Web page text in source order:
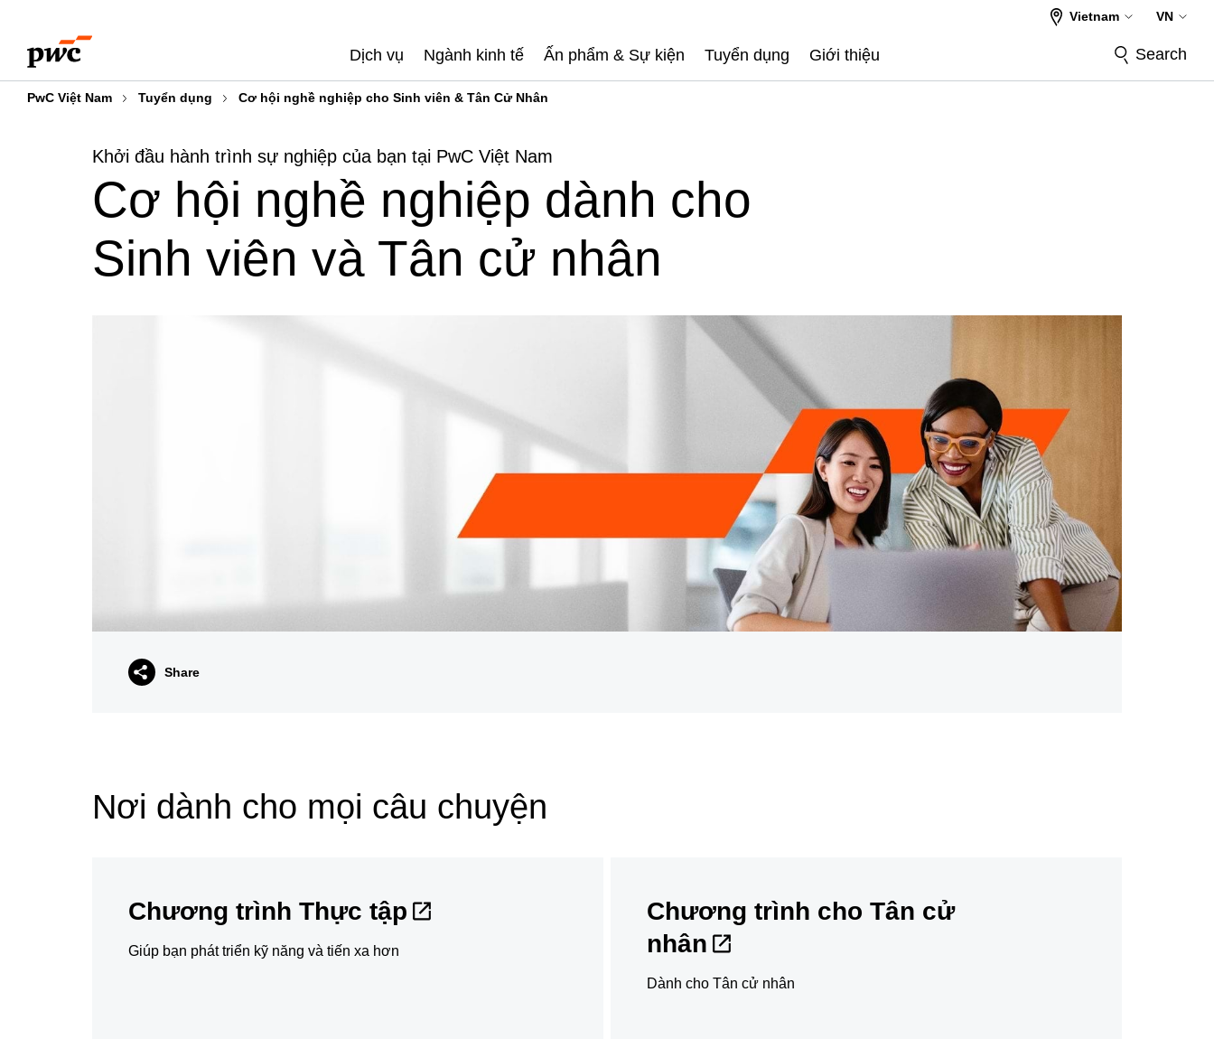
content
footer
Dịch vụ Ngành kinh tế Ấn phẩm & Sự kiện Tuyển dụng Giới thiệu
Vietnam VN
Search
PwC Việt Nam Tuyển dụng Cơ hội nghề nghiệp cho Sinh viên & Tân Cử Nhân
Khởi đầu hành trình sự nghiệp của bạn tại PwC Việt Nam
Cơ hội nghề nghiệp dành cho
Sinh viên và Tân cử nhân
Share
Nơi dành cho mọi câu chuyện
Chương trình Thực tập
Giúp bạn phát triển kỹ năng và tiến xa hơn
Chương trình cho Tân cử
nhân
Dành cho Tân cử nhân